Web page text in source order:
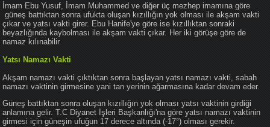
İmam Ebu Yusuf, İmam Muhammed ve diğer üç mezhep imamına göre
güneş battıktan sonra ufukta oluşan kızıllığın yok olması ile akşam vakti
çıkar ve yatsı vakti girer. Ebu Hanife'ye göre ise kızıllıktan sonraki
beyazlığında kaybolması ile akşam vakti çıkar. Her iki görüşe göre de
namaz kılınabilir.
Yatsı Namazı Vakti
Akşam namazı vakti çıktıktan sonra başlayan yatsı namazı vakti, sabah
namazı vaktinin girmesine yani tan yerinin ağarmasına kadar devam eder.
Güneş battıktan sonra oluşan kızıllığın yok olması yatsı vaktinin girdiği
anlamına gelir. T.C Diyanet İşleri Başkanlığı'na göre yatsı namazı vaktinin
girmesi için güneşin ufuğun 17 derece altında (-17°) olması gerekir.